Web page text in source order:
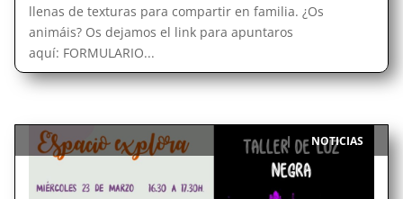
llenas de texturas para compartir en familia. ¿Os
animáis? Os dejamos el link para apuntaros
aquí: FORMULARIO...
| NOTICIAS